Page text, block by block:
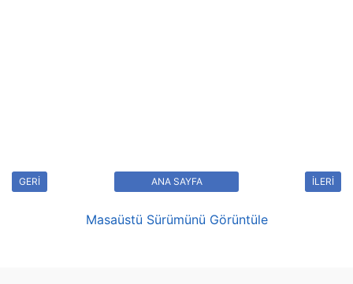
GERİ İLERİ
ANA SAYFA
Masaüstü Sürümünü Görüntüle